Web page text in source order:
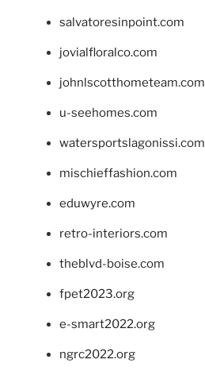
salvatoresinpoint.com
jovialfloralco.com
johnlscotthometeam.com
u-seehomes.com
watersportslagonissi.com
mischieffashion.com
eduwyre.com
retro-interiors.com
theblvd-boise.com
fpet2023.org
e-smart2022.org
ngrc2022.org